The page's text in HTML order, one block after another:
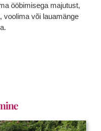
ööbimisega majutust,
voolima või lauamänge